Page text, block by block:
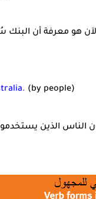
هو معرفة أن البنك
(by people)
الذين